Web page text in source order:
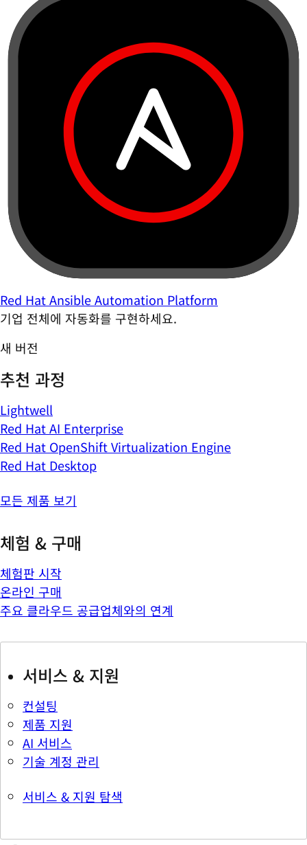
Red Hat Ansible Automation Platform
기업 전체에 자동화를 구현하세요.
새 버전
추천 과정
Lightwell
Red Hat AI Enterprise
Red Hat OpenShift Virtualization Engine
Red Hat Desktop
모든 제품 보기
체험 & 구매
체험판 시작
온라인 구매
주요 클라우드 공급업체와의 연계
서비스 & 지원
컨설팅
제품 지원
AI 서비스
기술 계정 관리
서비스 & 지원 탐색